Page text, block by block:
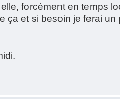
forcément en temps
ça et si besoin je ferai